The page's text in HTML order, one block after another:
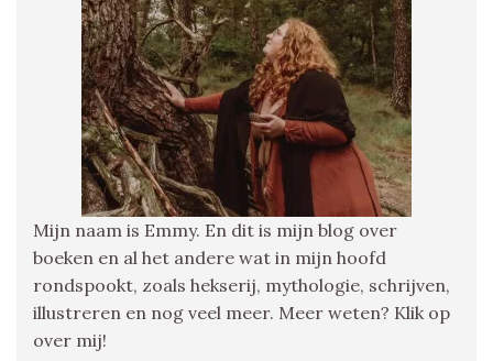
Mijn naam is Emmy. En dit is mijn blog over
boeken en al het andere wat in mijn hoofd
rondspookt, zoals hekserij, mythologie, schrijven,
illustreren en nog veel meer. Meer weten? Klik op
over mij!